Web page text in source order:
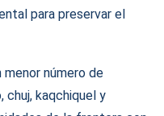
para preservar el
número de
chuj, kaqchiquel y